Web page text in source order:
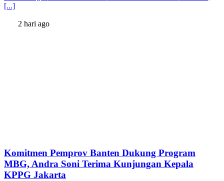
[...]
2 hari ago
Komitmen Pemprov Banten Dukung Program
MBG, Andra Soni Terima Kunjungan Kepala
KPPG Jakarta